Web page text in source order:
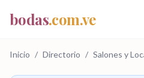
bodas.com.ve
Inicio / Directorio / Salones y